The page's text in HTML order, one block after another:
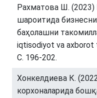
Рахматова Ш.
шароитида
баҳолашни
iqtisodiyot va axborot
С. 196-202.
Хонкелдиева К.
корхоналарида